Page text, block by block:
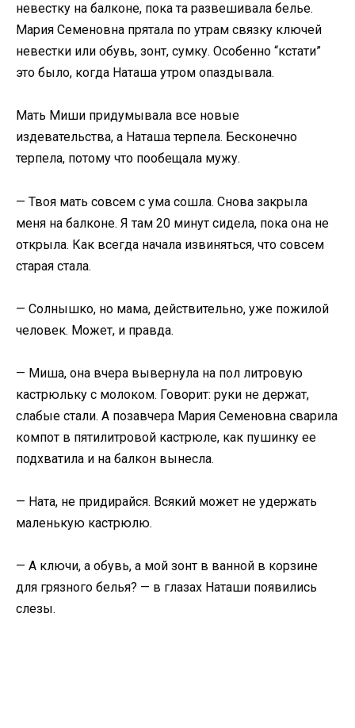
невестку на балконе, пока та развешивала белье.
Мария Семеновна прятала по утрам связку ключей
невестки или обувь, зонт, сумку. Особенно “кстати”
это было, когда Наташа утром опаздывала.
Мать Миши придумывала все новые
издевательства, а Наташа терпела. Бесконечно
терпела, потому что пообещала мужу.
— Твоя мать совсем с ума сошла. Снова закрыла
меня на балконе. Я там 20 минут сидела, пока она не
открыла. Как всегда начала извиняться, что совсем
старая стала.
— Солнышко, но мама, действительно, уже пожилой
человек. Может, и правда.
— Миша, она вчера вывернула на пол литровую
кастрюльку с молоком. Говорит: руки не держат,
слабые стали. А позавчера Мария Семеновна сварила
компот в пятилитровой кастрюле, как пушинку ее
подхватила и на балкон вынесла.
— Ната, не придирайся. Всякий может не удержать
маленькую кастрюлю.
— А ключи, а обувь, а мой зонт в ванной в корзине
для грязного белья? — в глазах Наташи появились
слезы.